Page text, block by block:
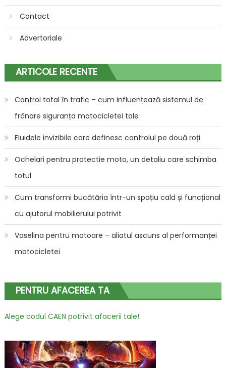
Contact
Advertoriale
ARTICOLE RECENTE
Control total în trafic – cum influențează sistemul de
frânare siguranța motocicletei tale
Fluidele invizibile care definesc controlul pe două roți
Ochelari pentru protectie moto, un detaliu care schimba
totul
Cum transformi bucătăria într-un spațiu cald și funcțional
cu ajutorul mobilierului potrivit
Vaselina pentru motoare – aliatul ascuns al performanței
motocicletei
PENTRU AFACEREA TA
Alege codul CAEN potrivit afacerii tale!